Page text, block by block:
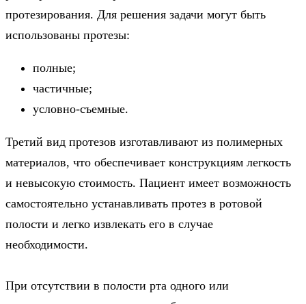
протезирования. Для решения задачи могут быть
использованы протезы:
полные;
частичные;
условно-съемные.
Третий вид протезов изготавливают из полимерных
материалов, что обеспечивает конструкциям легкость
и невысокую стоимость. Пациент имеет возможность
самостоятельно устанавливать протез в ротовой
полости и легко извлекать его в случае
необходимости.
При отсутствии в полости рта одного или